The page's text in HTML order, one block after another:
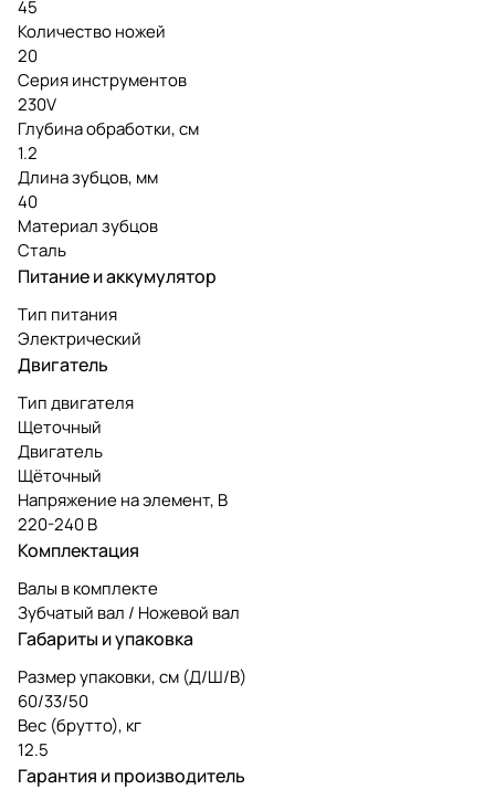
45
Количество ножей
20
Серия инструментов
230V
Глубина обработки, см
1.2
Длина зубцов, мм
40
Материал зубцов
Сталь
Питание и аккумулятор
Тип питания
Электрический
Двигатель
Тип двигателя
Щеточный
Двигатель
Щёточный
Напряжение на элемент, В
220-240 В
Комплектация
Валы в комплекте
Зубчатый вал / Ножевой вал
Габариты и упаковка
Размер упаковки, см (Д/Ш/В)
60/33/50
Вес (брутто), кг
12.5
Гарантия и производитель